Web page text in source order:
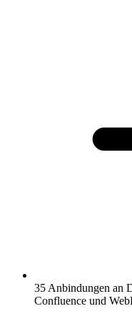
35 Anbindungen an
Confluence und